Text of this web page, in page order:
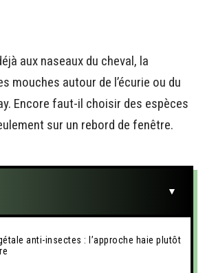
aux naseaux du cheval, la
mouches autour de l’écurie ou du
Encore faut-il choisir des espèces
sur un rebord de fenêtre.
anti-insectes : l’approche haie plutôt